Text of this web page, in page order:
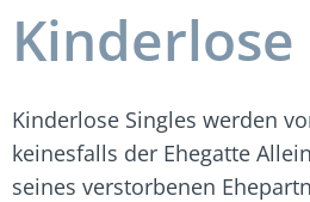
Kinderlose
Kinderlose Singles werden
keinesfalls der Ehegatte
seines verstorbenen